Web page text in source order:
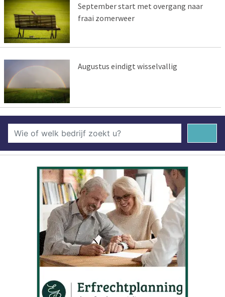
September start met overgang naar
fraai zomerweer
Augustus eindigt wisselvallig